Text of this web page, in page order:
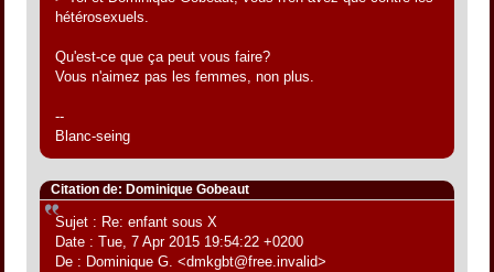
hétérosexuels.
Qu'est-ce que ça peut vous faire?
Vous n'aimez pas les femmes, non plus.
--
Blanc-seing
Citation de: Dominique Gobeaut
Sujet : Re: enfant sous X
Date : Tue, 7 Apr 2015 19:54:22 +0200
De : Dominique G. <dmkgbt@free.invalid>